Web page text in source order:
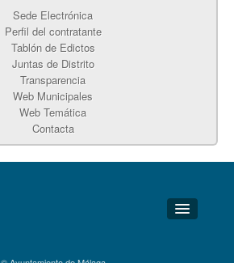
Sede Electrónica
Perfil del contratante
Tablón de Edictos
Juntas de Distrito
Transparencia
Web Municipales
Web Temática
Contacta